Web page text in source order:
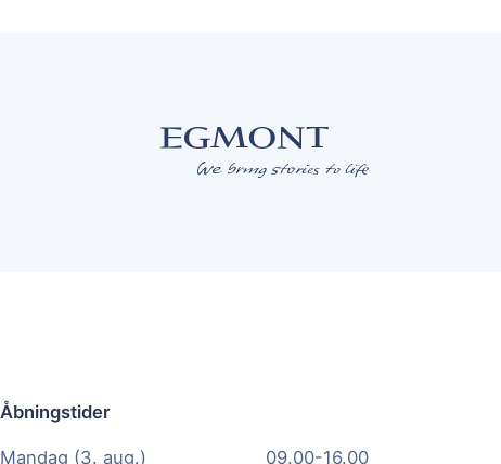
Åbningstider
Mandag (3. aug.) 09.00-16.00